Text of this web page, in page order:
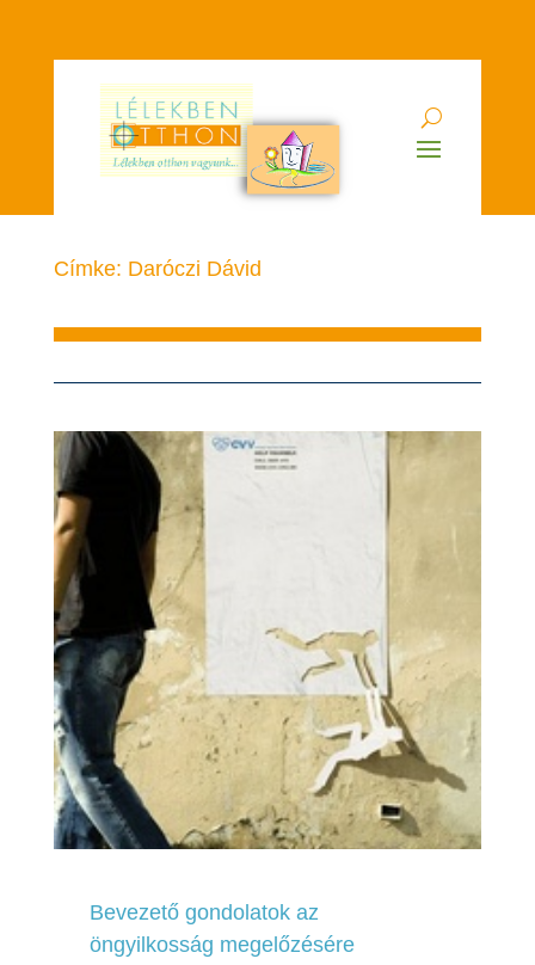
Címke: Daróczi Dávid
Bevezető gondolatok az
öngyilkosság megelőzésére